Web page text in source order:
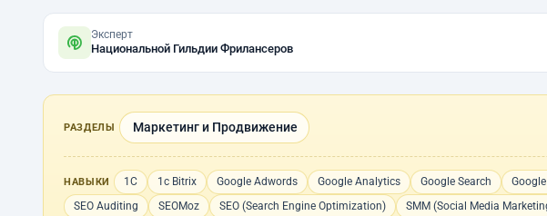
Эксперт
Национальной Гильдии Фрилансеров
РАЗДЕЛЫ Маркетинг и Продвижение
НАВЫКИ 1С 1с Bitrix Google Adwords Google Analytics Google Search
SEO Auditing
SEOMoz SEO (Search Engine Optimization) SMM (Social Media